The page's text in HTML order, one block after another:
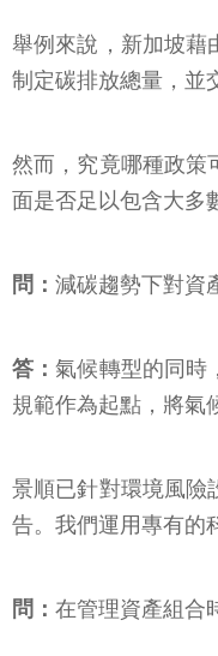
舉例來說，新加坡藉
制定碳排放總量，並
然而，究竟哪種政
面是否足以包含大多
問： 減碳趨勢下對資
答：氣候轉型的同時
規範作為起點，將氣
景順已針對環境風險
告。我們運用專有的
問： 在管理資產組合